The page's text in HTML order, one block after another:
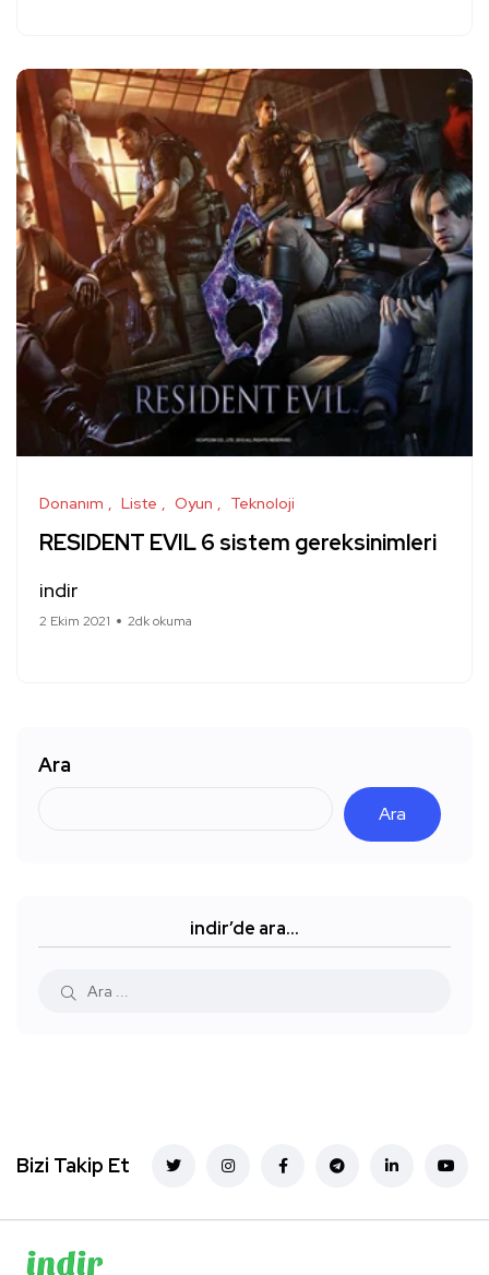
Donanım Liste Oyun Teknoloji
RESIDENT EVIL 6 sistem gereksinimleri
indir
2 Ekim 2021 2dk okuma
Ara
Ara
indir’de ara…
Bizi Takip Et